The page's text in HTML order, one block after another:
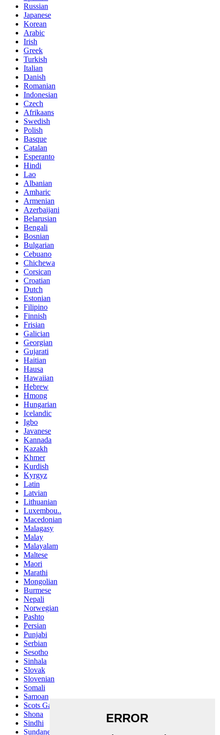
Russian
Japanese
Korean
Arabic
Irish
Greek
Turkish
Italian
Danish
Romanian
Indonesian
Czech
Afrikaans
Swedish
Polish
Basque
Catalan
Esperanto
Hindi
Lao
Albanian
Amharic
Armenian
Azerbaijani
Belarusian
Bengali
Bosnian
Bulgarian
Cebuano
Chichewa
Corsican
Croatian
Dutch
Estonian
Filipino
Finnish
Frisian
Galician
Georgian
Gujarati
Haitian
Hausa
Hawaiian
Hebrew
Hmong
Hungarian
Icelandic
Igbo
Javanese
Kannada
Kazakh
Khmer
Kurdish
Kyrgyz
Latin
Latvian
Lithuanian
Luxembou..
Macedonian
Malagasy
Malay
Malayalam
Maltese
Maori
Marathi
Mongolian
Burmese
Nepali
Norwegian
Pashto
Persian
Punjabi
Serbian
Sesotho
Sinhala
Slovak
Slovenian
Somali
Samoan
Scots Gaelic
Shona
Sindhi
Sundanese